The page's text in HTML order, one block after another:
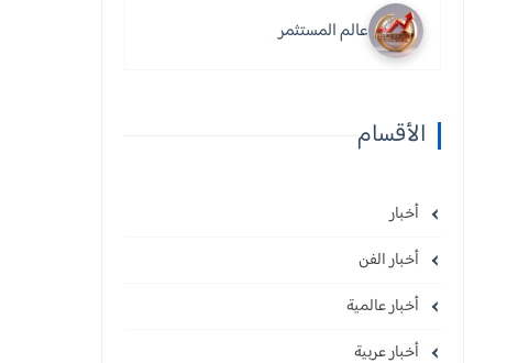
عالم المستثمر
الأقسام
أخبار
أخبار الفن
أخبار عالمية
أخبار عربية